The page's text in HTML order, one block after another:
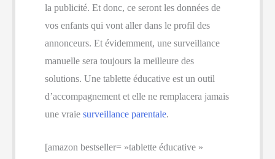
la publicité. Et donc, ce seront les données de
vos enfants qui vont aller dans le profil des
annonceurs. Et évidemment, une surveillance
manuelle sera toujours la meilleure des
solutions. Une tablette éducative est un outil
d’accompagnement et elle ne remplacera jamais
une vraie surveillance parentale.
[amazon bestseller= »tablette éducative »